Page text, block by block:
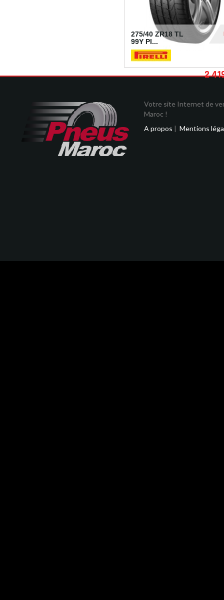
275/40 ZR18 TL
99Y PI...
2
Votre site Internet de
Maroc !
A propos | Mentions